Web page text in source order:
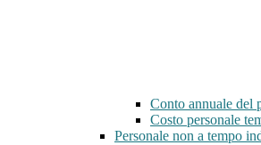
Conto annuale del
Costo personale
Personale non a tempo